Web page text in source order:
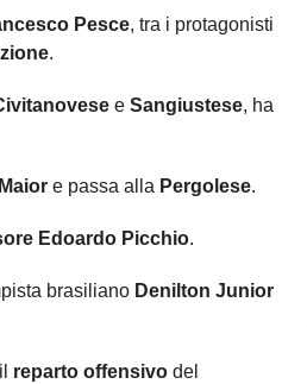
Pesce, tra i protagonisti
.
e Sangiustese, ha
Maior e passa alla Pergolese.
Edoardo Picchio.
brasiliano Denilton Junior
reparto offensivo del